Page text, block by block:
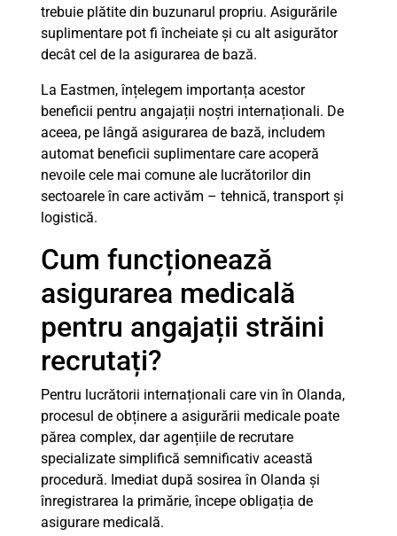
trebuie plătite din buzunarul propriu. Asigurările
suplimentare pot fi încheiate și cu alt asigurător
decât cel de la asigurarea de bază.
La Eastmen, înțelegem importanța acestor
beneficii pentru angajații noștri internaționali. De
aceea, pe lângă asigurarea de bază, includem
automat beneficii suplimentare care acoperă
nevoile cele mai comune ale lucrătorilor din
sectoarele în care activăm – tehnică, transport și
logistică.
Cum funcționează
asigurarea medicală
pentru angajații străini
recrutați?
Pentru lucrătorii internaționali care vin în Olanda,
procesul de obținere a asigurării medicale poate
părea complex, dar agențiile de recrutare
specializate simplifică semnificativ această
procedură. Imediat după sosirea în Olanda și
înregistrarea la primărie, începe obligația de
asigurare medicală.